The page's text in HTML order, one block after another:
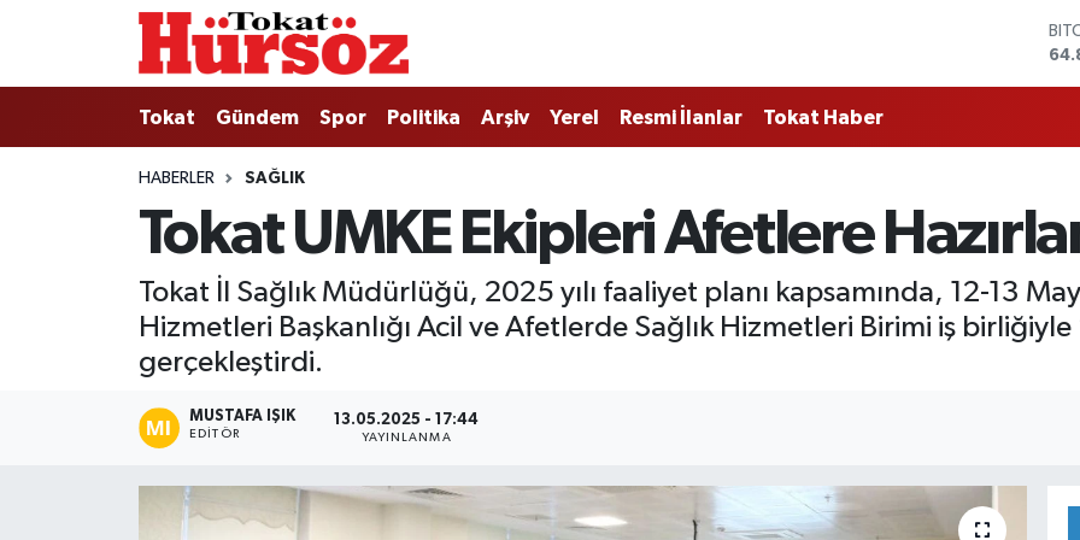
Tokat Gündem Spor Politika Arşiv Yerel Resmi İlanlar Tokat Haber
HABERLER SAĞLIK
Tokat UMKE Ekipleri Afetlere
Tokat İl Sağlık Müdürlüğü, 2025 yılı faaliyet planı kapsamında, 12-13
Hizmetleri Başkanlığı Acil ve Afetlerde Sağlık Hizmetleri Birimi iş birliğiyle
gerçekleştirdi.
MUSTAFA IŞIK
EDITÖR
13.05.2025 - 17:44
YAYINLANMA
Tokat
Türkiye Gündemi
Gündem
Nöbetçi Eczaneler
Hava Durumu
Tokat Namaz Vakitleri
Süper Lig Puan Durumu ve Fikstür
Haber Arşivi